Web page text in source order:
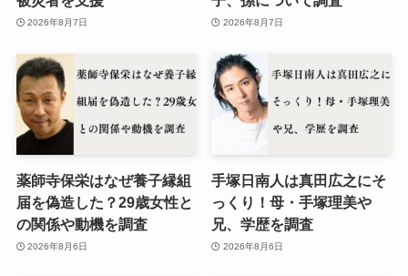
2026年8月7日 2026年8月7日
薬師寺保栄はなぜ養子縁組
届を偽造した？29歳女性と
の関係や動機を調査
2026年8月6日
手塚日南人は真田広之にそ
っくり！母・手塚理美や
兄、学歴を調査
2026年8月6日